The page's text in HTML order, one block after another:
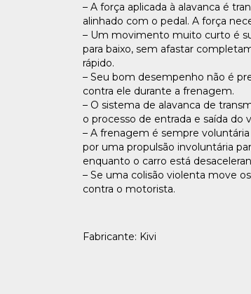
– A força aplicada à alavanca é
alinhado com o pedal. A força
– Um movimento muito curto é
para baixo, sem afastar
rápido.
– Seu bom desempenho não é
contra ele durante a frenagem.
– O sistema de alavanca de
o processo de entrada e saída do
– A frenagem é sempre
por uma propulsão involuntária
enquanto o carro está
– Se uma colisão violenta move
contra o motorista.
Fabricante: Kivi